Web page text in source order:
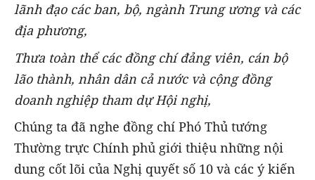
lãnh đạo các ban, bộ, ngành Trung ương và các
địa phương,
Thưa toàn thể các đồng chí đảng viên, cán bộ
lão thành, nhân dân cả nước và cộng đồng
doanh nghiệp tham dự Hội nghị,
Chúng ta đã nghe đồng chí Phó Thủ tướng
Thường trực Chính phủ giới thiệu những nội
dung cốt lõi của Nghị quyết số 10 và các ý kiến